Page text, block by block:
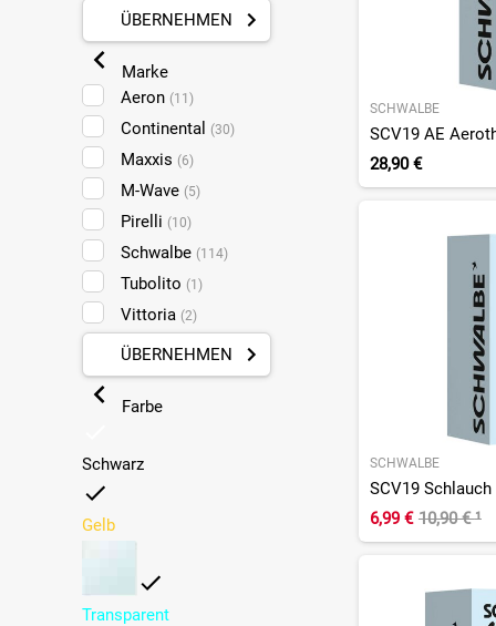
ÜBERNEHMEN
Marke
Aeron (11)
Continental (30)
Maxxis (6)
M-Wave (5)
Pirelli (10)
Schwalbe (114)
Tubolito (1)
Vittoria (2)
ÜBERNEHMEN
Farbe
Schwarz
Gelb
Transparent
SCHWALBE
28,90 €
SCHWALBE
SCV19
6,99 € 10,90 €¹